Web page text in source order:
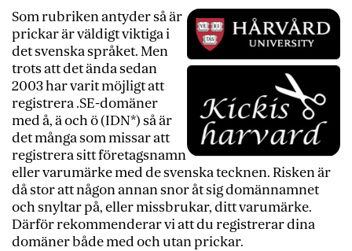
Som rubriken antyder så är
prickar är väldigt viktiga i
det svenska språket. Men
trots att det ända sedan
2003 har varit möjligt att
registrera .SE-domäner
med å, ä och ö (IDN*) så är
det många som missar att
registrera sitt företagsnamn
eller varumärke med de svenska tecknen. Risken är
då stor att någon annan snor åt sig domännamnet
och snyltar på, eller missbrukar, ditt varumärke.
Därför rekommenderar vi att du registrerar dina
domäner både med och utan prickar.